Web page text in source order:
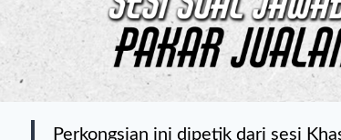
Perkongsian ini dipetik dari sesi